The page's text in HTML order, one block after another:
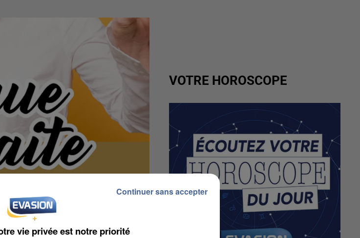
VOTRE HOROSCOPE
vie privée est notre priorité
Continuer sans accepter